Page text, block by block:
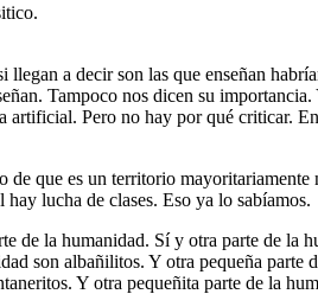
a decir son las que enseñan
Tampoco nos dicen su
Pero no hay por qué criticar.
que es un territorio
lucha de clases. Eso ya lo sabíamos.
de la humanidad. Sí y otra parte de la
son albañilitos. Y otra pequeña
Y otra pequeñita parte de la